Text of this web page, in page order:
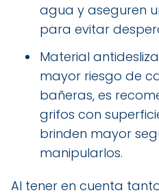
agua y aseguren
para evitar
Material
mayor riesgo de
bañeras, es
grifos con
brinden mayor
manipularlos.
Al tener en cuenta